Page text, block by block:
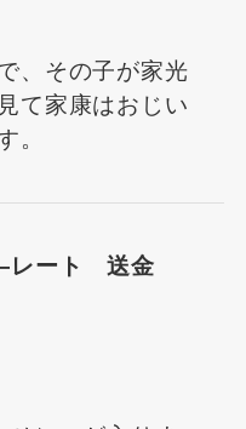
、その子が家光
て家康はおじい
。
ート 送金